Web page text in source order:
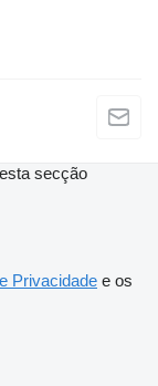
secção
Privacidade e os